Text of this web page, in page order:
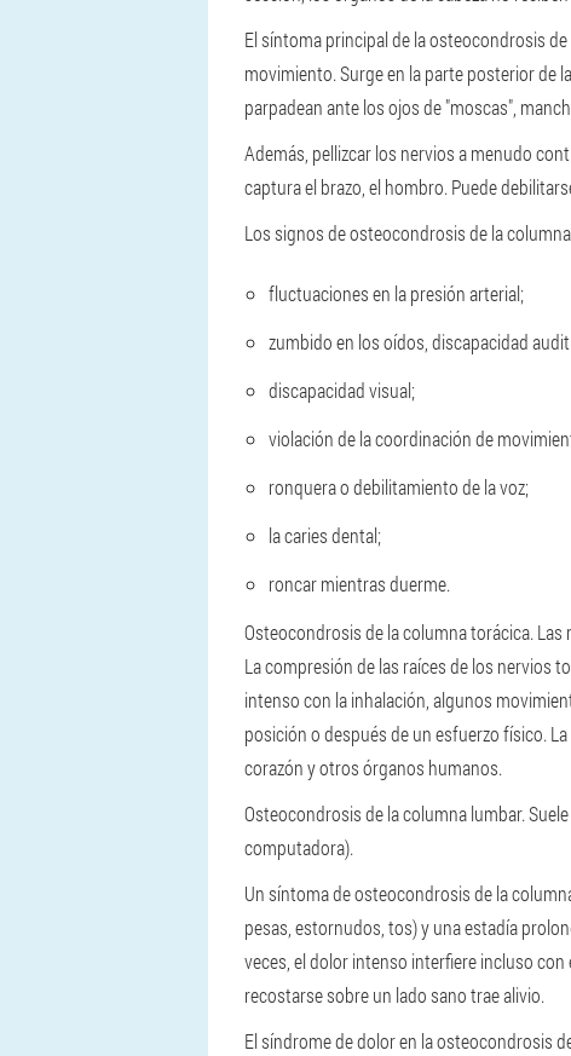
El síntoma principal de la osteocondrosis
movimiento. Surge en la parte posterior de
parpadean ante los ojos de "moscas",
Además, pellizcar los nervios a menudo
captura el brazo, el hombro. Puede
Los signos de osteocondrosis de la
fluctuaciones en la presión arterial;
zumbido en los oídos, discapacidad
discapacidad visual;
violación de la coordinación de
ronquera o debilitamiento de la voz;
la caries dental;
roncar mientras duerme.
Osteocondrosis de la columna torácica.
La compresión de las raíces de los nervios
intenso con la inhalación, algunos
posición o después de un esfuerzo físico.
corazón y otros órganos humanos.
Osteocondrosis de la columna lumbar.
computadora).
Un síntoma de osteocondrosis de la
pesas, estornudos, tos) y una estadía
veces, el dolor intenso interfiere incluso
recostarse sobre un lado sano trae alivio.
El síndrome de dolor en la osteocondrosis